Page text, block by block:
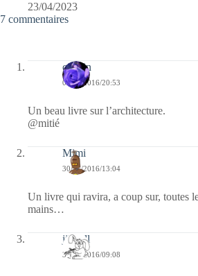
23/04/2023
7 commentaires
cauvin
01/12/2016/20:53
Un beau livre sur l’architecture.
@mitié
Mimi
30/11/2016/13:04
Un livre qui ravira, a coup sur, toutes
mains…
jill bill
30/11/2016/09:08